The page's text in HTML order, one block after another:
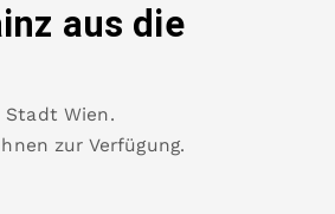
aus die
Stadt Wien.
zur Verfügung.